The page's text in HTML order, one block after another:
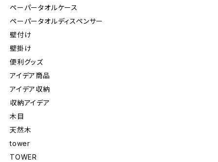
ペーパータオルケース
ペーパータオルディスペンサー
壁付け
壁掛け
便利グッズ
アイデア商品
アイデア収納
収納アイデア
木目
天然木
tower
TOWER